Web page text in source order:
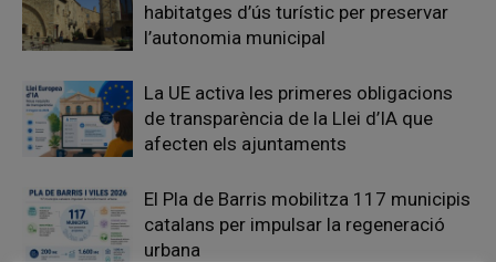
habitatges d’ús turístic per preservar
l’autonomia municipal
La UE activa les primeres obligacions
de transparència de la Llei d’IA que
afecten els ajuntaments
El Pla de Barris mobilitza 117 municipis
catalans per impulsar la regeneració
urbana